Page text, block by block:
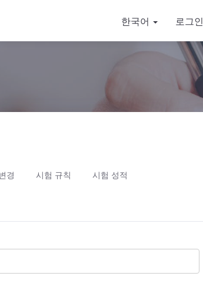
한국어 로그인
경 시험 규칙 시험 성적